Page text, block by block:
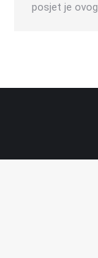
posjet je